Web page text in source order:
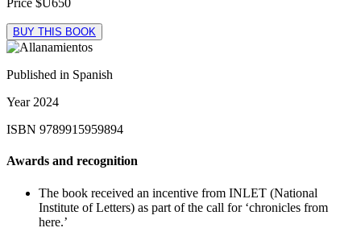
Price $U650
BUY THIS BOOK
Published in Spanish
Year2024
ISBN 9789915959894
Awards and recognition
The book received an incentive from INLET (National
Institute of Letters) as part of the call for ‘chronicles from
here.’